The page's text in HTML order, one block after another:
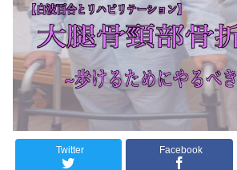
Twitter Facebook